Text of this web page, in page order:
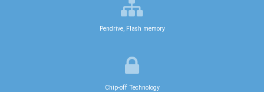
Pendrive, Flash memory
Chip-off Technology